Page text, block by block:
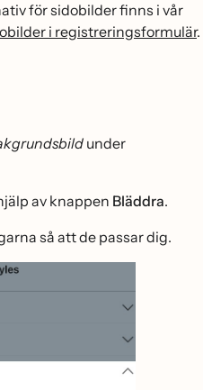
för sidobilder finns i vår
i registreringsformulär.
under
av knappen Bläddra.
så att de passar dig.